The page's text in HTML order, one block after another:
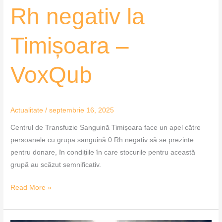
Rh negativ la
Timișoara –
VoxQub
Actualitate /septembrie 16, 2025
Centrul de Transfuzie Sanguină Timișoara face un apel către
persoanele cu grupa sanguină 0 Rh negativ să se prezinte
pentru donare, în condițiile în care stocurile pentru această
grupă au scăzut semnificativ.
Read More »